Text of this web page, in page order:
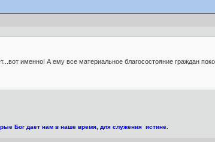
именно! А ему все материальное благосостояние граждан
Бог дает нам в наше время, для служения истине.